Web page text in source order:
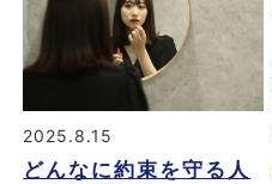
2025.8.15
どんなに約束を守る人